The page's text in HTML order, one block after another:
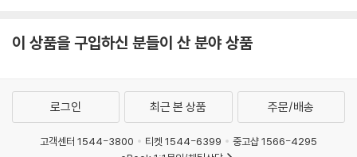
[2LP]
이 상품을 구입하신 분들이 산 분야 상품
로그인 최근 본 상품 주문/배송
고객센터 1544-3800 티켓 1544-6399
중고샵 1566-4295